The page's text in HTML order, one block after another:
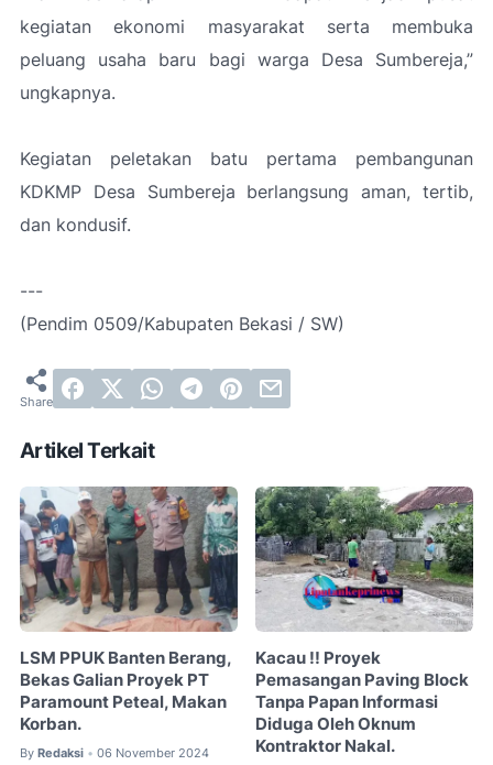
kegiatan ekonomi masyarakat serta membuka
peluang usaha baru bagi warga Desa Sumbereja,”
ungkapnya.
Kegiatan peletakan batu pertama pembangunan
KDKMP Desa Sumbereja berlangsung aman, tertib,
dan kondusif.
---
(Pendim 0509/Kabupaten Bekasi / SW)
Artikel Terkait
LSM PPUK Banten Berang,
Bekas Galian Proyek PT
Paramount Peteal, Makan
Korban.
By Redaksi • 06 November 2024
Kacau !! Proyek
Pemasangan Paving Block
Tanpa Papan Informasi
Diduga Oleh Oknum
Kontraktor Nakal.